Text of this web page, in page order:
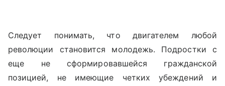
Следует понимать, что двигателем любой
революции становится молодежь. Подростки с
еще не сформировавшейся гражданской
позицией, не имеющие четких убеждений и